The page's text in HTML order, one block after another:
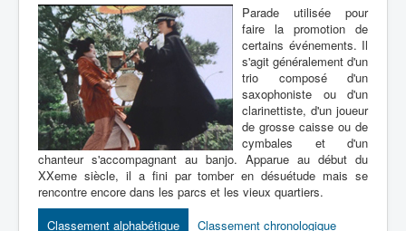
Toku-Actrices
Toku-Critiques
Séries
Films
COSAA
Dessins
Artiste Asperger
Lexique
Parade utilisée pour
faire la promotion de
certains événements. Il
s'agit généralement d'un
trio composé d'un
saxophoniste ou d'un
clarinettiste, d'un joueur
de grosse caisse ou de
cymbales et d'un
chanteur s'accompagnant au banjo. Apparue au début du
XXeme siècle, il a fini par tomber en désuétude mais se
rencontre encore dans les parcs et les vieux quartiers.
Classement alphabétique
Classement chronologique